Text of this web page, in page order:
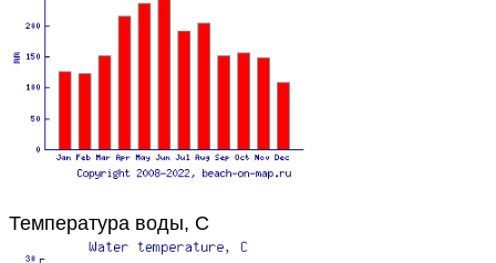
Температура воды, C